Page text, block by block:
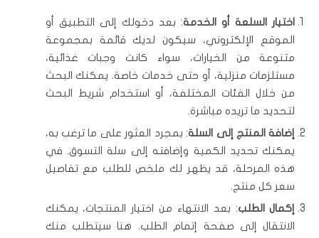
اختيار السلعة أو الخدمة: بعد دخولك إلى التطبيق أو
الموقع الإلكتروني، سيكون لديك قائمة بمجموعة
متنوعة من الخيارات، سواء كانت وجبات غذائية،
مستلزمات منزلية، أو حتى خدمات خاصة. يمكنك البحث
من خلال الفئات المختلفة، أو استخدام شريط البحث
لتحديد ما تريده مباشرة.
إضافة المنتج إلى السلة: بمجرد العثور على ما ترغب به،
يمكنك تحديد الكمية وإضافته إلى سلة التسوق. في
هذه المرحلة، قد يظهر لك ملخص للطلب مع تفاصيل
سعر كل منتج.
إكمال الطلب: بعد الانتهاء من اختيار المنتجات، يمكنك
الانتقال إلى صفحة إتمام الطلب. هنا سيتطلب منك